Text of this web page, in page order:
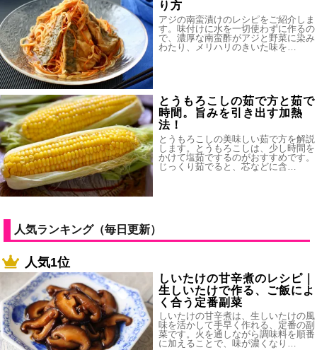
り方
アジの南蛮漬けのレシピをご紹介しま
す。味付けに水を一切使わずに作るの
で、濃厚な南蛮酢がアジと野菜に染み
わたり、メリハリのきいた味を…
とうもろこしの茹で方と茹で
時間。旨みを引き出す加熱
法！
とうもろこしの美味しい茹で方を解説
します。とうもろこしは、少し時間を
かけて塩茹でするのがおすすめです。
じっくり茹でると、芯などに含…
人気ランキング（毎日更新）
人気1位
しいたけの甘辛煮のレシピ｜
生しいたけで作る、ご飯によ
く合う定番副菜
しいたけの甘辛煮は、生しいたけの風
味を活かして手早く作れる、定番の副
菜です。火を通しながら調味料を順番
に加えることで、味が濃くなり…